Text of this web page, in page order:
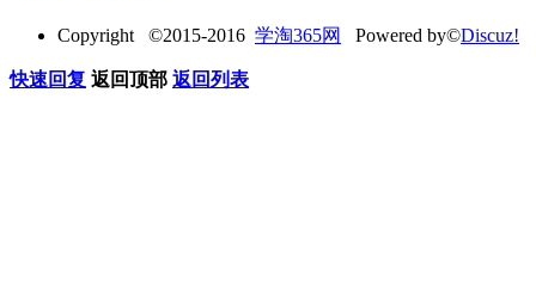
Copyright ©2015-2016 学淘365网 Powered by©Discuz!
快速回复 返回顶部 返回列表